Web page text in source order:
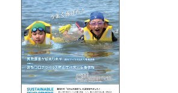
運営会社
ご利用ガイド
よくある質問
サイトマップ